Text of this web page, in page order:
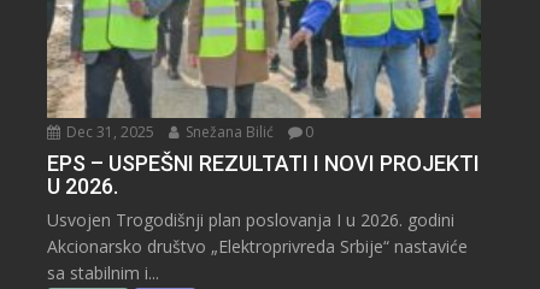
Dec 31, 2025 Snežana Bilić 0
EPS – USPEŠNI REZULTATI I NOVI PROJEKTI
U 2026.
Usvojen Trogodišnji plan poslovanja I u 2026. godini
Akcionarsko društvo „Elektroprivreda Srbije“ nastaviće
sa stabilnim i...